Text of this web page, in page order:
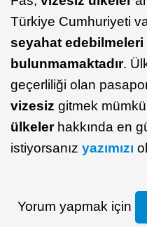
Türkiye Cumhuriyeti
seyahat
bulunmamaktadır.
geçerliliği olan
vizesiz gitmek
ülkeler hakkında en
istiyorsanız yazımızı
Yorum yapmak için